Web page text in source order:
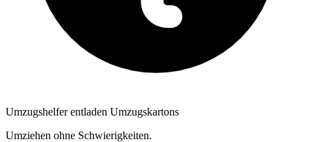
Umzugshelfer entladen Umzugskartons
Umziehen ohne Schwierigkeiten.